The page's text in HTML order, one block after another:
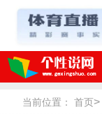
当前位置： 首页>